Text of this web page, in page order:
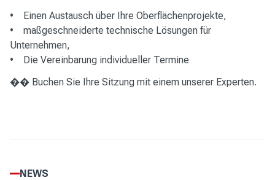
• Einen Austausch über Ihre Oberflächenprojekte,
• maßgeschneiderte technische Lösungen für
Unternehmen,
• Die Vereinbarung individueller Termine
�� Buchen Sie Ihre Sitzung mit einem unserer Experten.
NEWS